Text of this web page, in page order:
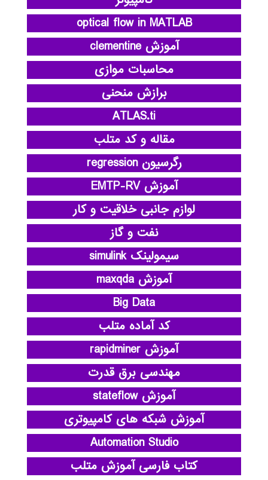
optical flow in MATLAB
آموزش clementine
محاسبات موازی
برازش منحنی
ATLAS.ti
مقاله و کد متلب
رگرسیون regression
آموزش EMTP-RV
لوازم جانبی خلاقیت و کار
نفت و گاز
سیمولینک simulink
آموزش maxqda
Big Data
کد آماده متلب
آموزش rapidminer
مهندسی برق قدرت
آموزش stateflow
آموزش شبکه های کامپیوتری
Automation Studio
کتاب فارسی آموزش متلب